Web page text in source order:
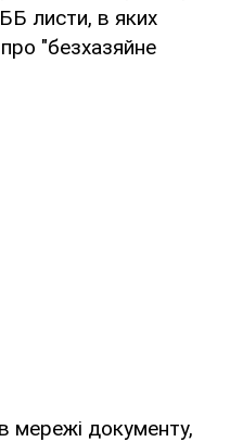
листи, в яких
"безхазяйне
мережі документу,